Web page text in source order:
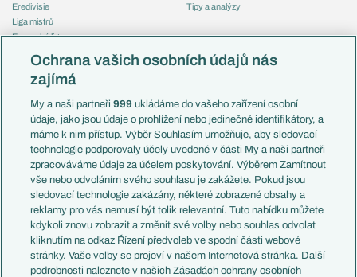
Eredivisie
Liga mistrů
Evropská liga
Mistrovství světa
Liga národů
Témata
Představení týmů MS
EuroSkauting
PL v kostce
Evropské koeficienty
Přestupy
Přestupové spekulace
Zranění
Kluby
Arsenal FC
Tipy a analýzy
Česko
Francie
Itálie
Německo
Španělsko
Argentina
Brazílie
Přestupy
Zápasy
Livescore
Tipovací soutěž
Ochrana vašich osobních údajů nás
zajímá
My a naši partneři999 ukládáme do vašeho zařízení osobní
údaje, jako jsou údaje o prohlížení nebo jedinečné identifikátory, a
máme k nim přístup. Výběr Souhlasím umožňuje, aby sledovací
technologie podporovaly účely uvedené v části My a naši partneři
zpracováváme údaje za účelem poskytování. Výběrem Zamítnout
vše nebo odvoláním svého souhlasu je zakážete. Pokud jsou
sledovací technologie zakázány, některé zobrazené obsahy a
reklamy pro vás nemusí být tolik relevantní. Tuto nabídku můžete
kdykoli znovu zobrazit a změnit své volby nebo souhlas odvolat
kliknutím na odkaz Řízení předvoleb ve spodní části webové
stránky. Vaše volby se projeví v našem Internetová stránka. Další
podrobnosti naleznete v našich Zásadách ochrany osobních